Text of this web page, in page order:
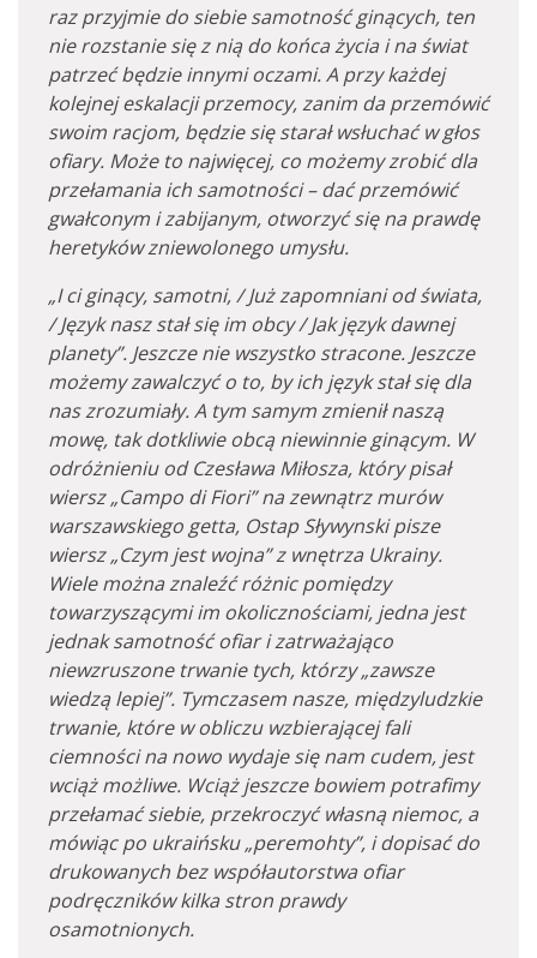
raz przyjmie do siebie samotność ginących, ten
nie rozstanie się z nią do końca życia i na świat
patrzeć będzie innymi oczami. A przy każdej
kolejnej eskalacji przemocy, zanim da przemówić
swoim racjom, będzie się starał wsłuchać w głos
ofiary. Może to najwięcej, co możemy zrobić dla
przełamania ich samotności – dać przemówić
gwałconym i zabijanym, otworzyć się na prawdę
heretyków zniewolonego umysłu.
„I ci ginący, samotni, / Już zapomniani od świata,
/ Język nasz stał się im obcy / Jak język dawnej
planety”. Jeszcze nie wszystko stracone. Jeszcze
możemy zawalczyć o to, by ich język stał się dla
nas zrozumiały. A tym samym zmienił naszą
mowę, tak dotkliwie obcą niewinnie ginącym. W
odróżnieniu od Czesława Miłosza, który pisał
wiersz „Campo di Fiori” na zewnątrz murów
warszawskiego getta, Ostap Sływynski pisze
wiersz „Czym jest wojna” z wnętrza Ukrainy.
Wiele można znaleźć różnic pomiędzy
towarzyszącymi im okolicznościami, jedna jest
jednak samotność ofiar i zatrważająco
niewzruszone trwanie tych, którzy „zawsze
wiedzą lepiej”. Tymczasem nasze, międzyludzkie
trwanie, które w obliczu wzbierającej fali
ciemności na nowo wydaje się nam cudem, jest
wciąż możliwe. Wciąż jeszcze bowiem potrafimy
przełamać siebie, przekroczyć własną niemoc, a
mówiąc po ukraińsku „peremohty”, i dopisać do
drukowanych bez współautorstwa ofiar
podręczników kilka stron prawdy
osamotnionych.